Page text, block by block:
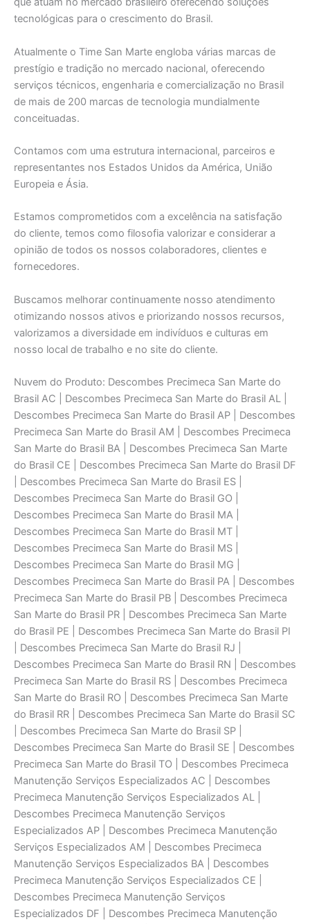
tecnológicas para o crescimento do Brasil.
Atualmente o Time San Marte engloba várias marcas de
prestígio e tradição no mercado nacional, oferecendo
serviços técnicos, engenharia e comercialização no Brasil
de mais de 200 marcas de tecnologia mundialmente
conceituadas.
Contamos com uma estrutura internacional, parceiros e
representantes nos Estados Unidos da América, União
Europeia e Ásia.
Estamos comprometidos com a excelência na satisfação
do cliente, temos como filosofia valorizar e considerar a
opinião de todos os nossos colaboradores, clientes e
fornecedores.
Buscamos melhorar continuamente nosso atendimento
otimizando nossos ativos e priorizando nossos recursos,
valorizamos a diversidade em indivíduos e culturas em
nosso local de trabalho e no site do cliente.
Nuvem do Produto: Descombes Precimeca San Marte do Brasil AC | Descombes Precimeca San Marte do Brasil AL | Descombes Precimeca San Marte do Brasil AP | Descombes Precimeca San Marte do Brasil AM | Descombes Precimeca San Marte do Brasil BA | Descombes Precimeca San Marte do Brasil CE | Descombes Precimeca San Marte do Brasil DF | Descombes Precimeca San Marte do Brasil ES | Descombes Precimeca San Marte do Brasil GO | Descombes Precimeca San Marte do Brasil MA | Descombes Precimeca San Marte do Brasil MT | Descombes Precimeca San Marte do Brasil MS | Descombes Precimeca San Marte do Brasil MG | Descombes Precimeca San Marte do Brasil PA | Descombes Precimeca San Marte do Brasil PB | Descombes Precimeca San Marte do Brasil PR | Descombes Precimeca San Marte do Brasil PE | Descombes Precimeca San Marte do Brasil PI | Descombes Precimeca San Marte do Brasil RJ | Descombes Precimeca San Marte do Brasil RN | Descombes Precimeca San Marte do Brasil RS | Descombes Precimeca San Marte do Brasil RO | Descombes Precimeca San Marte do Brasil RR | Descombes Precimeca San Marte do Brasil SC | Descombes Precimeca San Marte do Brasil SP | Descombes Precimeca San Marte do Brasil SE | Descombes Precimeca San Marte do Brasil TO | Descombes Precimeca Manutenção Serviços Especializados AC | Descombes Precimeca Manutenção Serviços Especializados AL | Descombes Precimeca Manutenção Serviços Especializados AP | Descombes Precimeca Manutenção Serviços Especializados AM | Descombes Precimeca Manutenção Serviços Especializados BA | Descombes Precimeca Manutenção Serviços Especializados CE | Descombes Precimeca Manutenção Serviços Especializados DF | Descombes Precimeca Manutenção Serviços Especializados ES | Descombes Precimeca Manutenção Serviços Especializados GO | Descombes Precimeca Manutenção Serviços Especializados MA | Descombes Precimeca Manutenção Serviços Especializados MT | Descombes Precimeca Manutenção Serviços Especializados MS | Descombes Precimeca Manutenção Serviços Especializados MG | Descombes Precimeca Manutenção Serviços Especializados PA | Descombes Precimeca Manutenção Serviços Especializados PB | Descombes Precimeca Manutenção Serviços Especializados PR | Descombes Precimeca Manutenção Serviços Especializados PE | Descombes Precimeca Manutenção Serviços Especializados PI | Descombes Precimeca Manutenção Serviços Especializados RJ | Descombes Precimeca Manutenção Serviços Especializados RN | Descombes Precimeca Manutenção Serviços Especializados RS | Descombes Precimeca Manutenção Serviços Especializados RO | Descombes Precimeca Manutenção Serviços Especializados RR | Descombes Precimeca Manutenção Serviços Especializados SC | Descombes Precimeca Manutenção Serviços Especializados SP | Descombes Precimeca Manutenção Serviços Especializados SE | Descombes Precimeca Manutenção Serviços Especializados TO | Descombes Precimeca Conserto Serviços Técnicos Especializados AC | Descombes Precimeca Conserto Serviços Técnicos Especializados AL | Descombes Precimeca Conserto Serviços Técnicos Especializados AP | Descombes Precimeca Conserto Serviços Técnicos Especializados AM | Descombes Precimeca Conserto Serviços Técnicos Especializados BA | Descombes Precimeca Conserto Serviços Técnicos Especializados CE | Descombes Precimeca Conserto Serviços Técnicos Especializados DF | Descombes Precimeca Conserto Serviços Técnicos Especializados ES | Descombes Precimeca Conserto Serviços Técnicos Especializados GO | Descombes Precimeca Conserto Serviços Técnicos Especializados MA | Descombes Precimeca Conserto Serviços Técnicos Especializados MT | Descombes Precimeca Conserto Serviços Técnicos Especializados MS | Descombes Precimeca Conserto Serviços Técnicos Especializados MG | Descombes Precimeca Conserto Serviços Técnicos Especializados PA | Descombes Precimeca Conserto Serviços Técnicos Especializados PB | Descombes Precimeca Conserto Serviços Técnicos Especializados PR | Descombes Precimeca Conserto Serviços Técnicos Especializados PE | Descombes Precimeca Conserto Serviços Técnicos Especializados PI | Descombes Precimeca Conserto Serviços Técnicos Especializados RJ | Descombes Precimeca Conserto Serviços Técnicos Especializados RN | Descombes Precimeca Conserto Serviços Técnicos Especializados RS | Descombes Precimeca Conserto Serviços Técnicos Especializados RO | Descombes Precimeca Conserto Serviços Técnicos Especializados RR | Descombes Precimeca Conserto Serviços Técnicos Especializados SC | Descombes Precimeca Conserto Serviços Técnicos Especializados SP | Descombes Precimeca Conserto Serviços Técnicos Especializados SE | Descombes Precimeca Conserto Serviços Técnicos Especializados TO | Suporte Técnico San Marte do Brasil AC | Suporte Técnico San Marte do Brasil AL | Suporte Técnico San Marte do Brasil AP | Suporte Técnico San Marte do Brasil AM | Suporte Técnico San Marte do Brasil BA | Suporte Técnico San Marte do Brasil CE | Suporte Técnico San Marte do Brasil DF | Suporte Técnico San Marte do Brasil ES | Suporte Técnico San Marte do Brasil GO | Suporte Técnico San Marte do Brasil MA | Suporte Técnico San Marte do Brasil MT | Suporte Técnico San Marte do Brasil MS | Suporte Técnico San Marte do Brasil MG | Suporte Técnico San Marte do Brasil PA | Suporte Técnico San Marte do Brasil PB | Suporte Técnico San Marte do Brasil PR | Suporte Técnico San Marte do Brasil PE | Suporte Técnico San Marte do Brasil PI | Suporte Técnico San Marte do Brasil RJ | Suporte Técnico San Marte do Brasil RN | Suporte Técnico San Marte do Brasil RS | Suporte Técnico San Marte do Brasil RO | Suporte Técnico San Marte do Brasil RR | Suporte Técnico San Marte do Brasil SC | Suporte Técnico San Marte do Brasil SP | Suporte Técnico San Marte do Brasil SE | Suporte Técnico San Marte do Brasil TO | Engenharia de Aplicaçāo AC | Engenharia de Aplicaçāo AL | Engenharia de Aplicaçāo AP | Engenharia de Aplicaçāo AM | Engenharia de Aplicaçāo BA | Engenharia de Aplicaçāo CE | Engenharia de Aplicaçāo DF | Engenharia de Aplicaçāo ES | Engenharia de Aplicaçāo GO | Engenharia de Aplicaçāo MA | Engenharia de Aplicaçāo MT | Engenharia de Aplicaçāo MS | Engenharia de Aplicaçāo MG | Engenharia de Aplicaçāo PA | Engenharia de Aplicaçāo PB | Engenharia de Aplicaçāo PR | Engenharia de Aplicaçāo PE | Engenharia de Aplicaçāo PI | Engenharia de Aplicaçāo RJ | Engenharia de Aplicaçāo RN | Engenharia de Aplicaçāo RS | Engenharia de Aplicaçāo RO | Engenharia de Aplicaçāo RR | Engenharia de Aplicaçāo SC | Engenharia de Aplicaçāo SP | Engenharia de Aplicaçāo SE | Engenharia de Aplicaçāo TO | San Marte do Brasil Atendimento AC | San Marte do Brasil Atendimento AL | San Marte do Brasil Atendimento AP | San Marte do Brasil Atendimento AM | San Marte do Brasil Atendimento BA | San Marte do Brasil Atendimento CE | San Marte do Brasil Atendimento DF | San Marte do Brasil Atendimento ES | San Marte do Brasil Atendimento GO | San Marte do Brasil Atendimento MA | San Marte do Brasil Atendimento MT | San Marte do Brasil Atendimento MS | San Marte do Brasil Atendimento MG | San Marte do Brasil Atendimento PA | San Marte do Brasil Atendimento PB | San Marte do Brasil Atendimento PR | San Marte do Brasil Atendimento PE | San Marte do Brasil Atendimento PI | San Marte do Brasil Atendimento RJ | San Marte do Brasil Atendimento RN | San Marte do Brasil Atendimento RS | San Marte do Brasil Atendimento RO | San Marte do Brasil Atendimento RR | San Marte do Brasil Atendimento SC | San Marte do Brasil Atendimento SP | San Marte do Brasil Atendimento SE | San Marte do Brasil Atendimento TO | Consultoria e Assessoria San Marte do Brasil AC | Consultoria e Assessoria San Marte do Brasil AL | Consultoria e Assessoria San Marte do Brasil AP | Consultoria e Assessoria San Marte do Brasil AM |Consultoria e Assessoria San Marte do Brasil BA | Consultoria e Assessoria San Marte do Brasil CE | Consultoria e Assessoria San Marte do Brasil DF | Consultoria e Assessoria San Marte do Brasil ES | Consultoria e Assessoria San Marte do Brasil GO | Consultoria e Assessoria San Marte do Brasil MA | Consultoria e Assessoria San Marte do Brasil MT | Consultoria e Assessoria San Marte do Brasil MS | Consultoria e Assessoria San Marte do Brasil MG | Consultoria e Assessoria San Marte do Brasil PA | Consultoria e Assessoria San Marte do Brasil PB | Consultoria e Assessoria San Marte do Brasil PR | Consultoria e Assessoria San Marte do Brasil PE | Consultoria e Assessoria San Marte do Brasil PI | Consultoria e Assessoria San Marte do Brasil RJ | Consultoria e Assessoria San Marte do Brasil RN | Consultoria e Assessoria San Marte do Brasil RS | Consultoria e Assessoria San Marte do Brasil RO | Consultoria e Assessoria San Marte do Brasil RR | Consultoria e Assessoria San Marte do Brasil SC | Consultoria e Assessoria San Marte do Brasil SP | Consultoria e Assessoria San Marte do Brasil SE | Consultoria e Assessoria San Marte do Brasil TO | San Marte do Brasil Laboratório de calibraçāo Brasil AC | San Marte do Brasil Laboratório de calibraçāo Brasil AL | San Marte do Brasil Laboratório de calibraçāo Brasil AP | San Marte do Brasil Laboratório de calibraçāo Brasil AM | San Marte do Brasil Laboratório de calibraçāo Brasil BA | San Marte do Brasil Laboratório de calibraçāo Brasil CE | San Marte do Brasil Laboratório de calibraçāo Brasil DF | San Marte do Brasil Laboratório de calibraçāo Brasil ES | San Marte do Brasil Laboratório de calibraçāo Brasil GO | San Marte do Brasil Laboratório de calibraçāo Brasil MA | San Marte do Brasil Laboratório de calibraçāo Brasil MT | San Marte do Brasil Laboratório de calibraçāo Brasil MS | San Marte do Brasil Laboratório de calibraçāo Brasil MG | San Marte do Brasil Laboratório de calibraçāo Brasil PA | San Marte do Brasil Laboratório de calibraçāo Brasil PB | San Marte do Brasil Laboratório de calibraçāo Brasil PR | San Marte do Brasil Laboratório de calibraçāo Brasil PE | San Marte do Brasil Laboratório de calibraçāo Brasil PI | San Marte do Brasil Laboratório de calibraçāo Brasil RJ